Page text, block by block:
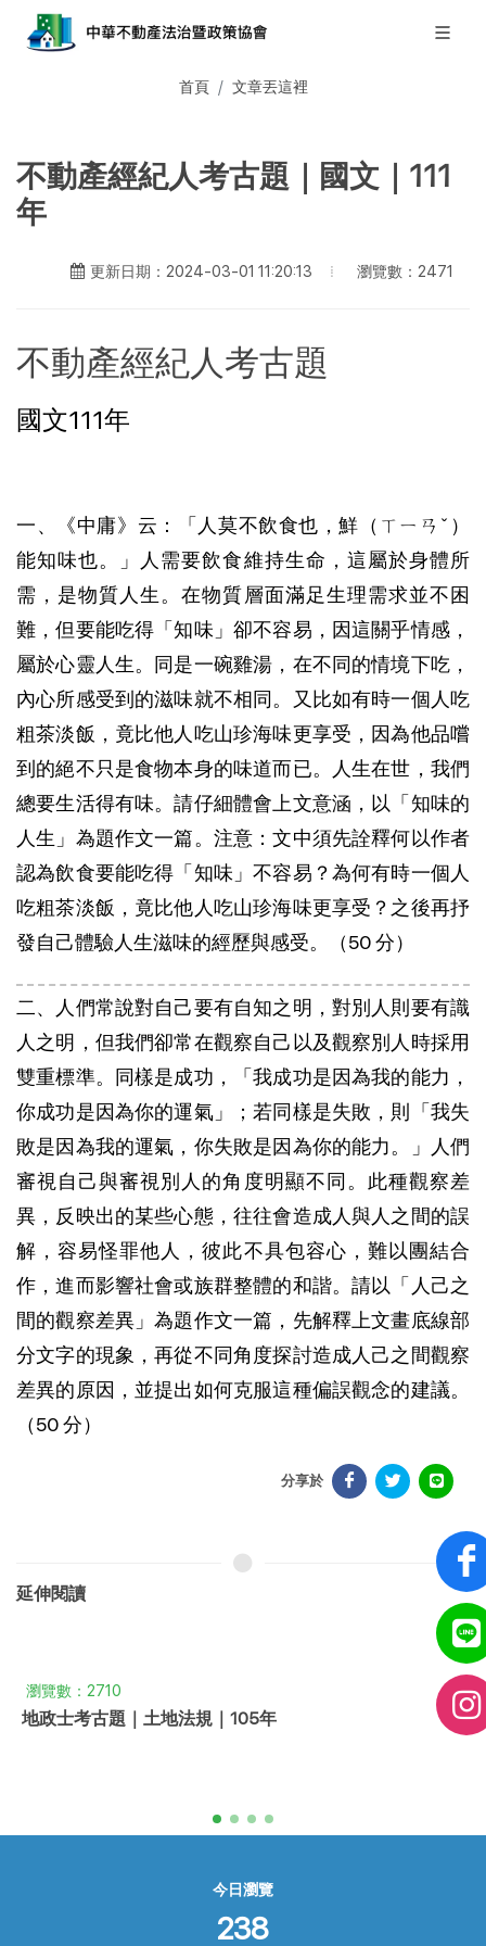
首頁 文章丟這裡
不動產經紀人考古題｜國文｜111
年
更新日期：2024-03-01 11:20:13 瀏覽數：2471
不動產經紀人考古題
國文111年
一、《中庸》云：「人莫不飲食也，鮮（ㄒㄧㄢˇ）
能知味也。」人需要飲食維持生命，這屬於身體所
需，是物質人生。在物質層面滿足生理需求並不困
難，但要能吃得「知味」卻不容易，因這關乎情感，
屬於心靈人生。同是一碗雞湯，在不同的情境下吃，
內心所感受到的滋味就不相同。又比如有時一個人吃
粗茶淡飯，竟比他人吃山珍海味更享受，因為他品嚐
到的絕不只是食物本身的味道而已。人生在世，我們
總要生活得有味。請仔細體會上文意涵，以「知味的
人生」為題作文一篇。注意：文中須先詮釋何以作者
認為飲食要能吃得「知味」不容易？為何有時一個人
吃粗茶淡飯，竟比他人吃山珍海味更享受？之後再抒
發自己體驗人生滋味的經歷與感受。（50 分）
二、人們常說對自己要有自知之明，對別人則要有識
人之明，但我們卻常在觀察自己以及觀察別人時採用
雙重標準。同樣是成功，「我成功是因為我的能力，
你成功是因為你的運氣」；若同樣是失敗，則「我失
敗是因為我的運氣，你失敗是因為你的能力。」人們
審視自己與審視別人的角度明顯不同。此種觀察差
異，反映出的某些心態，往往會造成人與人之間的誤
解，容易怪罪他人，彼此不具包容心，難以團結合
作，進而影響社會或族群整體的和諧。請以「人己之
間的觀察差異」為題作文一篇，先解釋上文畫底線部
分文字的現象，再從不同角度探討造成人己之間觀察
差異的原因，並提出如何克服這種偏誤觀念的建議。
（50 分）
分享於
延伸閱讀
瀏覽數：2710
地政士考古題｜土地法規｜105年
今日瀏覽
238